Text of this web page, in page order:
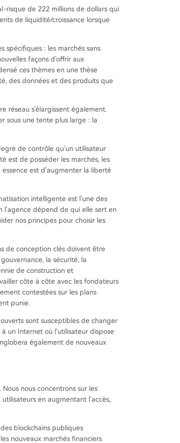
risque de 222 millions de dollars qui
de liquidité/croissance lorsque
spécifiques : les marchés sans
façons d'offrir aux
ces thèmes en une thèse
des données et des produits que
réseau s'élargissent également.
sous une tente plus large : la
de contrôle qu'un utilisateur
est de posséder les marchés, les
essence est d'augmenter la liberté
intelligente est l'une des
l'agence dépend de qui elle sert en
nos principes pour choisir les
de conception clés doivent être
la sécurité, la
de construction et
côte à côte avec les fondateurs
contestées sur les plans
punie.
sont susceptibles de changer
un Internet où l'utilisateur dispose
également de nouveaux
. Nous nous concentrons sur les
en augmentant l'accès,
blockchains publiques
nouveaux marchés financiers